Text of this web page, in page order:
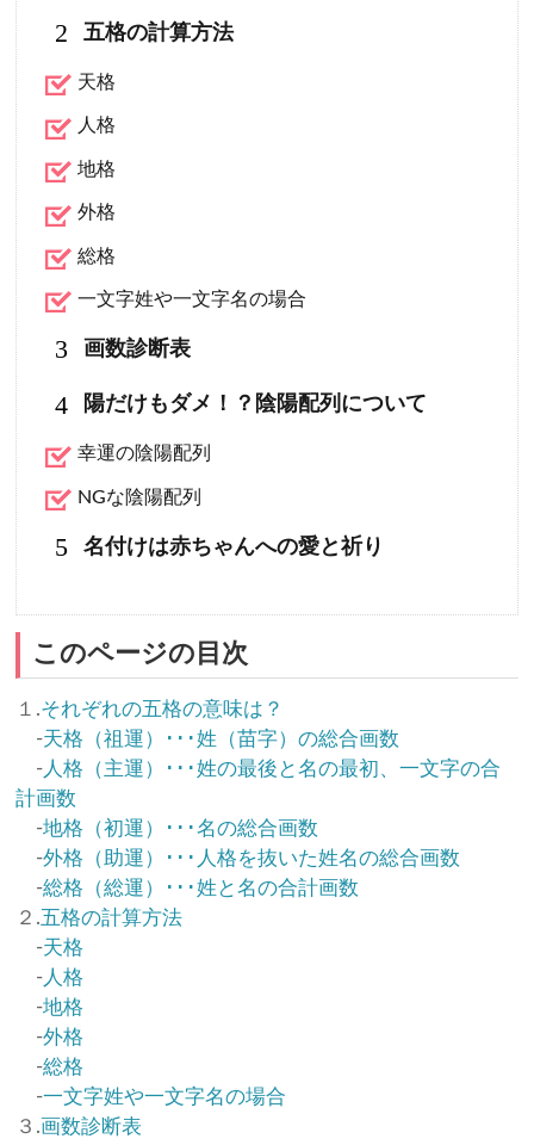
2 五格の計算方法
天格
人格
地格
外格
総格
一文字姓や一文字名の場合
3 画数診断表
4 陽だけもダメ！？陰陽配列について
幸運の陰陽配列
NGな陰陽配列
5 名付けは赤ちゃんへの愛と祈り
このページの目次
１.それぞれの五格の意味は？
-天格（祖運）･･･姓（苗字）の総合画数
- 人格（主運）･･･姓の最後と名の最初、一文字の合
計画数
-地格（初運）･･･名の総合画数
-外格（助運）･･･人格を抜いた姓名の総合画数
-総格（総運）･･･姓と名の合計画数
２.五格の計算方法
-天格
- 人格
-地格
-外格
-総格
-一文字姓や一文字名の場合
３.画数診断表